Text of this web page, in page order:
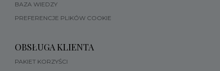
BAZA WIEDZY
PREFERENCJE PLIKÓW COOKIE
OBSŁUGA KLIENTA
PAKIET KORZYŚCI